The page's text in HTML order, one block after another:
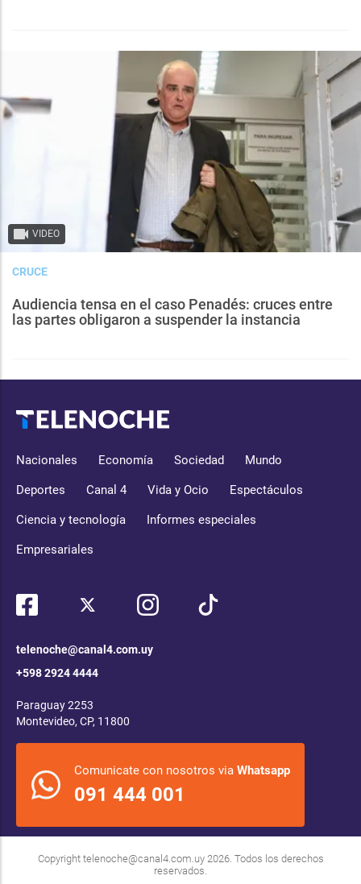
VIDEO
CRUCE
Audiencia tensa en el caso Penadés: cruces entre
las partes obligaron a suspender la instancia
Nacionales Economía Sociedad Mundo
Deportes Canal 4 Vida y Ocio Espectáculos
Ciencia y tecnología Informes especiales
Empresariales
telenoche@canal4.com.uy
+598 2924 4444
Paraguay 2253
Montevideo, CP, 11800
Comunicate con nosotros via Whatsapp
091 444 001
Copyright telenoche@canal4.com.uy2026. Todos los derechos
reservados.